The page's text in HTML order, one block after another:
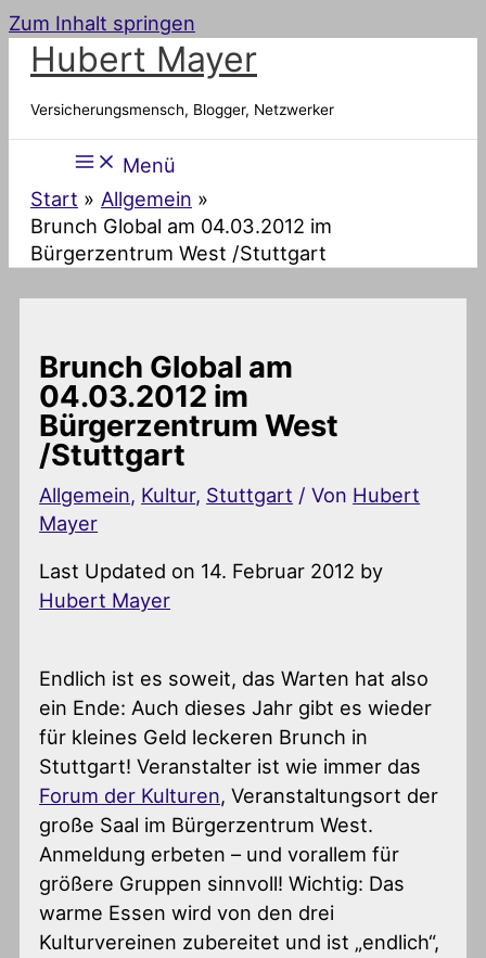
Zum Inhalt springen
Hubert Mayer
Versicherungsmensch, Blogger, Netzwerker
Menü
Start
Allgemein
Brunch Global am 04.03.2012 im
Bürgerzentrum West /Stuttgart
Brunch Global am
04.03.2012 im
Bürgerzentrum West
/Stuttgart
Allgemein, Kultur, Stuttgart / Von Hubert
Mayer
Last Updated on 14. Februar 2012 by
Hubert Mayer
Endlich ist es soweit, das Warten hat also
ein Ende: Auch dieses Jahr gibt es wieder
für kleines Geld leckeren Brunch in
Stuttgart! Veranstalter ist wie immer das
Forum der Kulturen, Veranstaltungsort der
große Saal im Bürgerzentrum West.
Anmeldung erbeten – und vorallem für
größere Gruppen sinnvoll! Wichtig: Das
warme Essen wird von den drei
Kulturvereinen zubereitet und ist „endlich“,